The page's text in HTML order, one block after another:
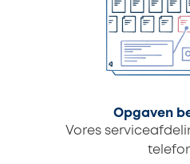
Opgaven
Vores